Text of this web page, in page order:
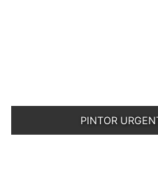
PINTOR